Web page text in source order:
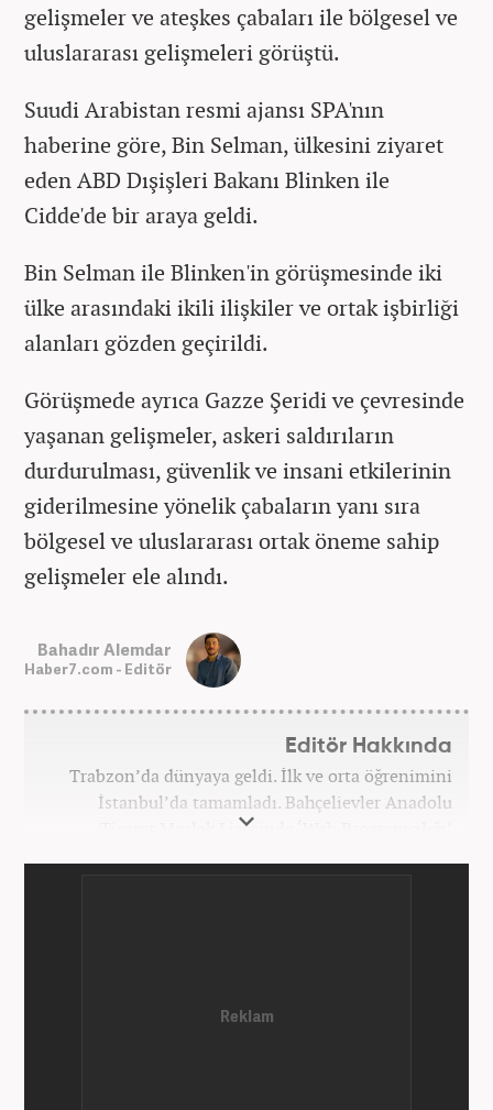
gelişmeler ve ateşkes çabaları ile bölgesel ve
uluslararası gelişmeleri görüştü.
Suudi Arabistan resmi ajansı SPA'nın
haberine göre, Bin Selman, ülkesini ziyaret
eden ABD Dışişleri Bakanı Blinken ile
Cidde'de bir araya geldi.
Bin Selman ile Blinken'in görüşmesinde iki
ülke arasındaki ikili ilişkiler ve ortak işbirliği
alanları gözden geçirildi.
Görüşmede ayrıca Gazze Şeridi ve çevresinde
yaşanan gelişmeler, askeri saldırıların
durdurulması, güvenlik ve insani etkilerinin
giderilmesine yönelik çabaların yanı sıra
bölgesel ve uluslararası ortak öneme sahip
gelişmeler ele alındı.
Bahadır Alemdar
Haber7.com - Editör
Editör Hakkında
Trabzon’da dünyaya geldi. İlk ve orta öğrenimini
İstanbul’da tamamladı. Bahçelievler Anadolu
Ticaret Meslek Lisesinde ‘Web Programcılığı’
ve teknoloji kategorilerinde birçok haber ve